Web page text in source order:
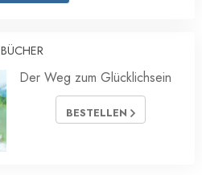
BÜCHER
Der Weg zum Glücklichsein
BESTELLEN